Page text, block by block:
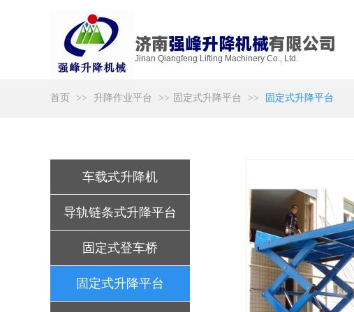
济南强峰升降机械有限公司
Jinan Qiangfeng Lifting Machinery Co., Ltd.
首页 >> 升降作业平台 >> 固定式升降平台 >> 固定式升降平台
车载式升降机
导轨链条式升降平台
固定式登车桥
固定式升降平台